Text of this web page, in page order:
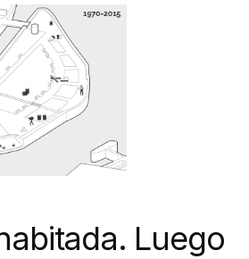
Luego